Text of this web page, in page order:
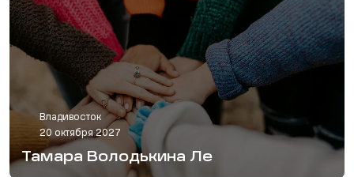
Владивосток
20 октября 2027
Тамара Володькина Ле